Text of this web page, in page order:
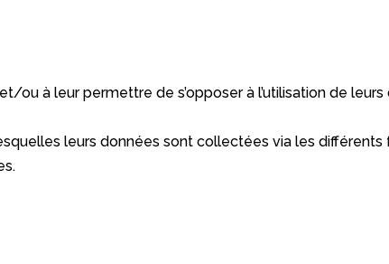
ou à leur permettre de s’opposer à l’utilisation de
leurs données sont collectées via les différents